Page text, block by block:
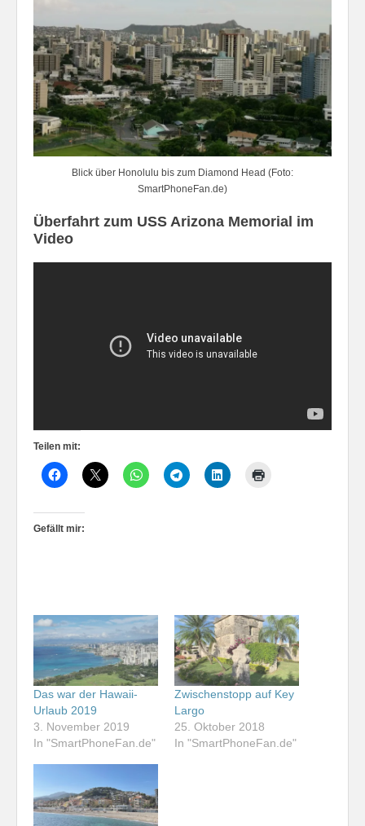
Blick über Honolulu bis zum Diamond Head (Foto:
SmartPhoneFan.de)
Überfahrt zum USS Arizona Memorial im
Video
Teilen mit:
Gefällt mir:
Das war der Hawaii-
Urlaub 2019
3. November 2019
In "SmartPhoneFan.de"
Zwischenstopp auf Key
Largo
25. Oktober 2018
In "SmartPhoneFan.de"